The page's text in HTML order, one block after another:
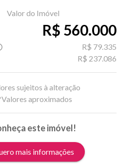
Valor do Imóvel
R$ 560.000
R$ 79.335
R$ 237.086
sujeitos à alteração
aproximados
este imóvel!
mais informações